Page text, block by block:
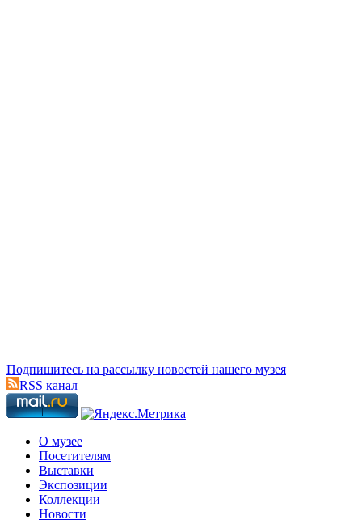
Подпишитесь на рассылку новостей нашего музея
RSS канал
О музее
Посетителям
Выставки
Экспозиции
Коллекции
Новости